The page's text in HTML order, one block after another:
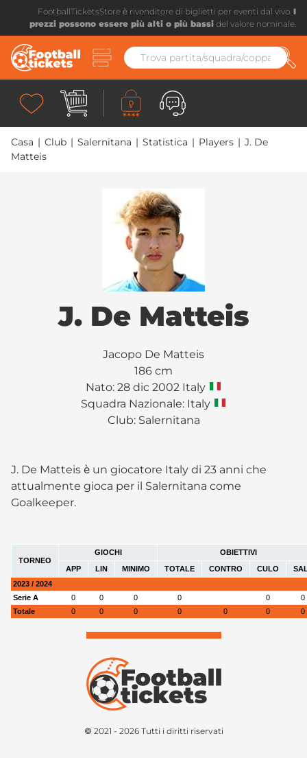
FootballTicketsStore è rivenditore di biglietti per eventi dal vivo. I
prezzi possono essere più alti o più bassi del valore nominale.
Casa | Club | Salernitana | Statistica | Players | J. De
Matteis
J. De Matteis
Jacopo De Matteis
186 cm
Nato: 28 dic 2002 Italy
Squadra Nazionale: Italy
Club: Salernitana
J. De Matteis è un giocatore Italy di 23 anni che
attualmente gioca per il Salernitana come
Goalkeeper.
TORNEO
GIOCHI
OBIETTIVI
APP
LIN MINIMO TOTALE CONTRO CULO
2023 / 2024
Serie A
0 0 0 0 0
0
Totale
0 0 0 0 0 0 0
© 2021 - 2026 Tutti i diritti riservati